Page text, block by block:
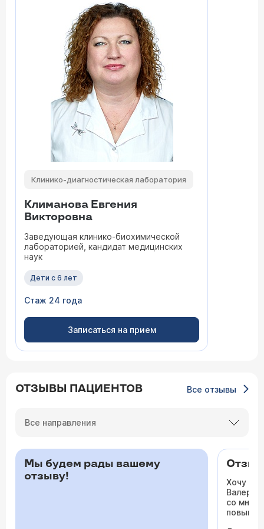
Клинико-диагностическая лаборатория
Климанова Евгения
Викторовна
Заведующая клинико-биохимической
лабораторией, кандидат медицинских
наук
Дети с 6 лет
Стаж 24 года
Записаться на прием
ОТЗЫВЫ ПАЦИЕНТОВ Все отзывы
Все направления
Мы будем рады вашему
отзыву!
Хочу
со мной